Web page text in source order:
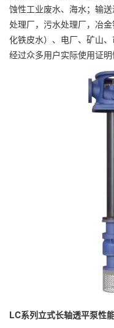
蚀性工业废水、海水；输
处理厂，污水处理厂，冶
化铁皮水）、电厂、矿山
经过众多用户实际使用证
LC系列立式长轴透平泵性